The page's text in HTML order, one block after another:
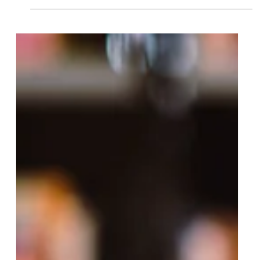
Découvrez l'agenda complet et
inscrivez-vous. Alors que notre projet
WE-Hope touche bientôt à sa fin, les
partenaires du projet sont...